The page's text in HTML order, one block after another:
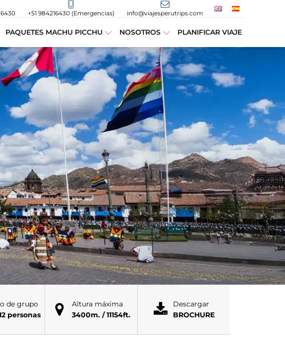
+51 984216430 (Emergencias) info@viajesperutrips.com
PAQUETES MACHU PICCHU NOSOTROS PLANIFICAR VIAJE
de grupo
personas
Altura máxima
3400m. / 11154ft.
Descargar
BROCHURE